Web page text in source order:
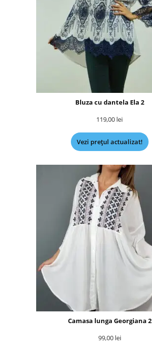
Bluza cu dantela Ela 2
119,00 lei
Vezi prețul actualizat!
Camasa lunga Georgiana 2
99,00 lei